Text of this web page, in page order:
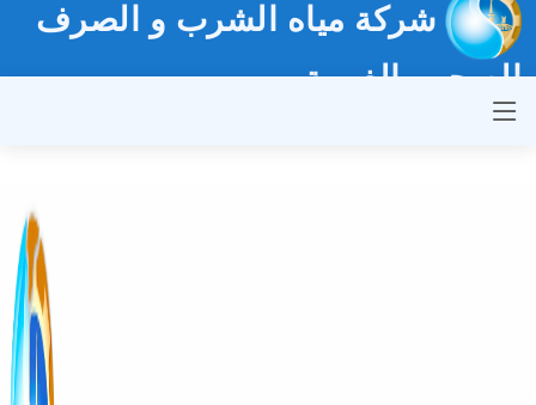
شركة مياه الشرب و الصرف
الصحي بالغربية